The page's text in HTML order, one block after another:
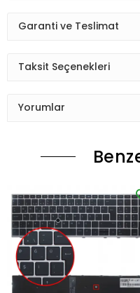
Garanti ve Teslimat
Taksit Seçenekleri
Yorumlar